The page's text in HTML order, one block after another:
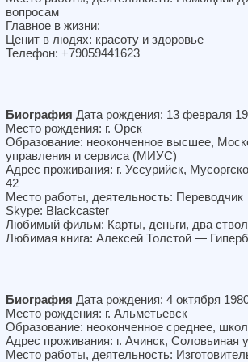
вопросам
Главное в жизни:
Ценит в людях: красоту и здоровье
Телефон: +79059441623
Биография Дата рождения: 13 февраля
Место рождения: г. Орск
Образование: неоконченное высшее,
управления и сервиса (МИУС)
Адрес проживания: г. Уссурийск,
42
Место работы, деятельность: Переводчик
Skype: Blackcaster
Любимый фильм: Карты, деньги, два
Любимая книга: Алексей Толстой —
Биография Дата рождения: 4 октября
Место рождения: г. Альметьевск
Образование: неоконченное среднее,
Адрес проживания: г. Ачинск, Соловьиная
Место работы, деятельность: